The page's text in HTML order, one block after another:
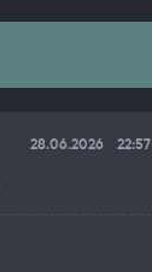
28.06.2026 22:57